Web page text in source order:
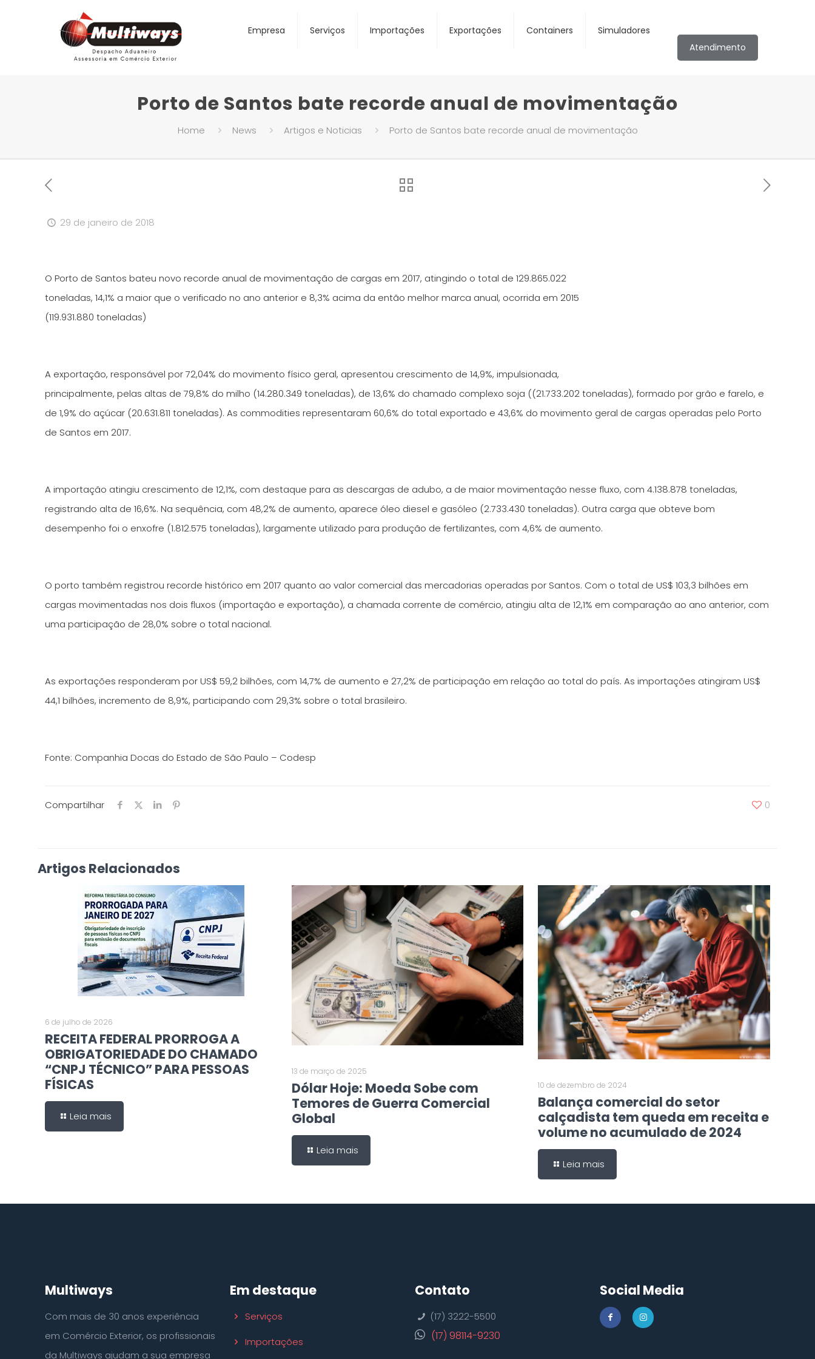
Empresa Serviços Importações Exportações Containers
Simuladores
Atendimento
Porto de Santos bate recorde anual de movimentação
Home News Artigos e Noticias Porto de Santos bate recorde anual de movimentação
29 de janeiro de 2018
O Porto de Santos bateu novo recorde anual de movimentação de cargas em 2017, atingindo o total de 129.865.022
toneladas, 14,1% a maior que o verificado no ano anterior e 8,3% acima da então melhor marca anual, ocorrida em 2015
(119.931.880 toneladas)
A exportação, responsável por 72,04% do movimento físico geral, apresentou crescimento de 14,9%, impulsionada,
principalmente, pelas altas de 79,8% do milho (14.280.349 toneladas), de 13,6% do chamado complexo soja ((21.733.202 toneladas), formado por grão e farelo, e
de 1,9% do açúcar (20.631.811 toneladas). As commodities representaram 60,6% do total exportado e 43,6% do movimento geral de cargas operadas pelo Porto
de Santos em 2017.
A importação atingiu crescimento de 12,1%, com destaque para as descargas de adubo, a de maior movimentação nesse fluxo, com 4.138.878 toneladas,
registrando alta de 16,6%. Na sequência, com 48,2% de aumento, aparece óleo diesel e gasóleo (2.733.430 toneladas). Outra carga que obteve bom
desempenho foi o enxofre (1.812.575 toneladas), largamente utilizado para produção de fertilizantes, com 4,6% de aumento.
O porto também registrou recorde histórico em 2017 quanto ao valor comercial das mercadorias operadas por Santos. Com o total de US$ 103,3 bilhões em
cargas movimentadas nos dois fluxos (importação e exportação), a chamada corrente de comércio, atingiu alta de 12,1% em comparação ao ano anterior, com
uma participação de 28,0% sobre o total nacional.
As exportações responderam por US$ 59,2 bilhões, com 14,7% de aumento e 27,2% de participação em relação ao total do país. As importações atingiram US$
44,1 bilhões, incremento de 8,9%, participando com 29,3% sobre o total brasileiro.
Fonte: Companhia Docas do Estado de São Paulo – Codesp
Compartilhar 0
Artigos Relacionados
6 de julho de 2026
RECEITA FEDERAL PRORROGA A
OBRIGATORIEDADE DO CHAMADO
“CNPJ TÉCNICO” PARA PESSOAS
FÍSICAS
Leia mais
13 de março de 2025
Dólar Hoje: Moeda Sobe com
Temores de Guerra Comercial
Global
Leia mais
10 de dezembro de 2024
Balança comercial do setor
calçadista tem queda em receita e
volume no acumulado de 2024
Leia mais
Multiways
Com mais de 30 anos experiência
em Comércio Exterior, os profissionais
da Multiways ajudam a sua empresa
Em destaque
Serviços
Importações
Contato
(17) 3222-5500
(17) 98114-9230
Social Media